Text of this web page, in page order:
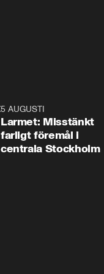
5 AUGUSTI
Larmet: Misstänkt
farligt föremål i
centrala Stockholm